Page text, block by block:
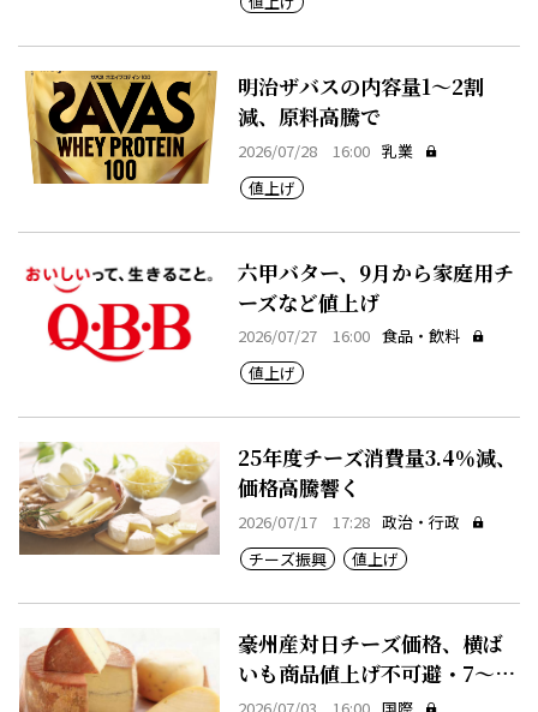
明治ザバスの内容量1～2割
減、原料高騰で
2026/07/28 16:00 乳業
値上げ
六甲バター、9月から家庭用チ
ーズなど値上げ
2026/07/27 16:00 食品・飲料
値上げ
25年度チーズ消費量3.4％減、
価格高騰響く
2026/07/17 17:28 政治・行政
チーズ振興
値上げ
豪州産対日チーズ価格、横ば
いも商品値上げ不可避・7～12
月期